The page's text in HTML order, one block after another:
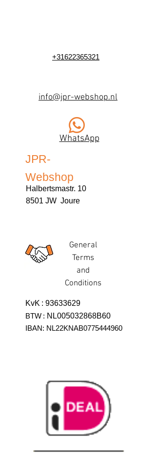
+31622365321
info@jpr-webshop.nl
WhatsApp
JPR-
Webshop
Halbertsmastr. 10
8501 JW Joure
General
Terms
and
Conditions
KvK : 93633629
BTW : NL005032868B60
IBAN: NL22KNAB0775444960